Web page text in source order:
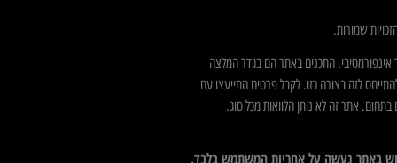
שמורות.
אינפורמטיבי. התכנים באתר הם בגדר המלצה
לזה בצורה כזו. לקבל פרטים התייעצו עם
בתחום. אתר זה לא נותן הלוואות מכל סוג.
באתר נעשה על אחריות המשתמש בלבד.